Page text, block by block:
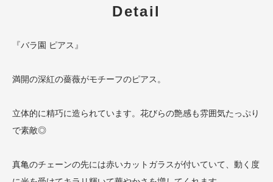
Detail
『バラ園 ピアス』
満開の深紅の薔薇がモチーフのピアス。
立体的に精巧に造られています。花びらの艶感も雰囲気たっぷり
で素敵◎
真亀のチェーンの先には赤いカットガラスが付いていて、動く度